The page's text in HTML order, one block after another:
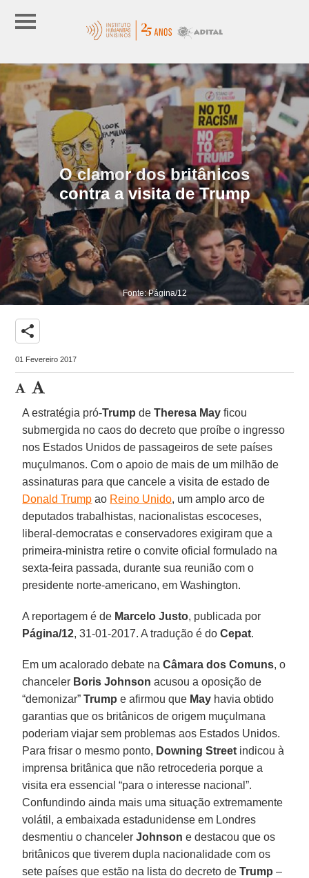
O clamor dos britânicos
contra a visita de Trump
Fonte: Página/12
share
01 Fevereiro 2017
A estratégia pró-Trump deTheresa May ficou
submergida no caos do decreto que proíbe o ingresso
nos Estados Unidos de passageiros de sete países
muçulmanos. Com o apoio de mais de um milhão de
assinaturas para que cancele a visita de estado de
Donald Trump ao Reino Unido, um amplo arco de
deputados trabalhistas, nacionalistas escoceses,
liberal-democratas e conservadores exigiram que a
primeira-ministra retire o convite oficial formulado na
sexta-feira passada, durante sua reunião com o
presidente norte-americano, em Washington.
A reportagem é de Marcelo Justo, publicada por
Página/12, 31-01-2017. A tradução é doCepat.
Em um acalorado debate naCâmara dos Comuns, o
chanceler Boris Johnson acusou a oposição de
“demonizar”Trump e afirmou que May havia obtido
garantias que os britânicos de origem muçulmana
poderiam viajar sem problemas aos Estados Unidos.
Para frisar o mesmo ponto, Downing Street indicou à
imprensa britânica que não retrocederia porque a
visita era essencial “para o interesse nacional”.
Confundindo ainda mais uma situação extremamente
volátil, a embaixada estadunidense em Londres
desmentiu o chancelerJohnson e destacou que os
britânicos que tiverem dupla nacionalidade com os
sete países que estão na lista do decreto deTrump –